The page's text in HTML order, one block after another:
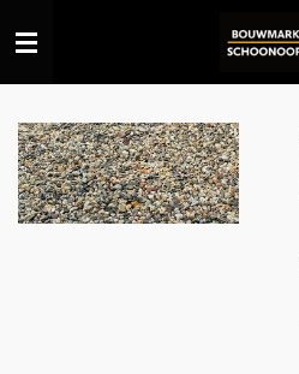
direct
naar
hoofdinhoud